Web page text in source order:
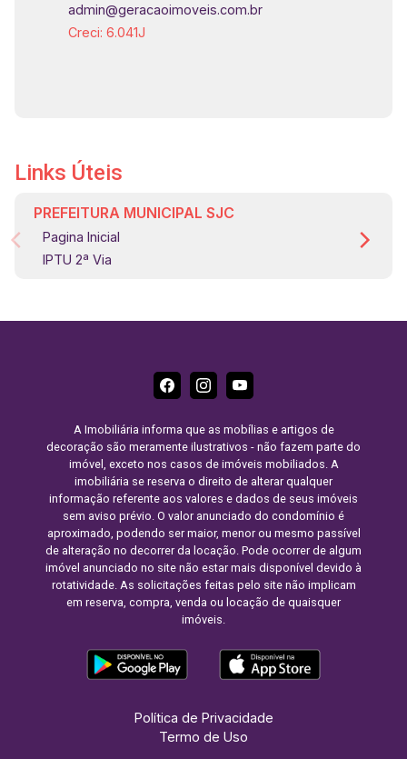
admin@geracaoimoveis.com.br
Creci: 6.041J
Links Úteis
PREFEITURA MUNICIPAL SJC
Pagina Inicial
IPTU 2ª Via
A Imobiliária informa que as mobílias e artigos de
decoração são meramente ilustrativos - não fazem parte do
imóvel, exceto nos casos de imóveis mobiliados. A
imobiliária se reserva o direito de alterar qualquer
informação referente aos valores e dados de seus imóveis
sem aviso prévio. O valor anunciado do condomínio é
aproximado, podendo ser maior, menor ou mesmo passível
de alteração no decorrer da locação. Pode ocorrer de algum
imóvel anunciado no site não estar mais disponível devido à
rotatividade. As solicitações feitas pelo site não implicam
em reserva, compra, venda ou locação de quaisquer
imóveis.
Política de Privacidade
Termo de Uso